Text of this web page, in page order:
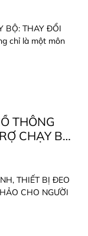
BỘ: THAY ĐỔI
chỉ là một môn
THÔNG
CHẠY BỘ:
THIẾT BỊ ĐEO
CHO NGƯỜI